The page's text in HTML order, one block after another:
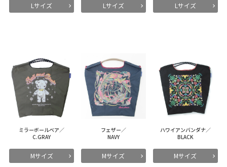
Lサイズ Lサイズ Lサイズ
ミラーボールベア／
C.GRAY
Mサイズ
フェザー／
NAVY
Mサイズ
ハワイアンバンダナ／
BLACK
Mサイズ